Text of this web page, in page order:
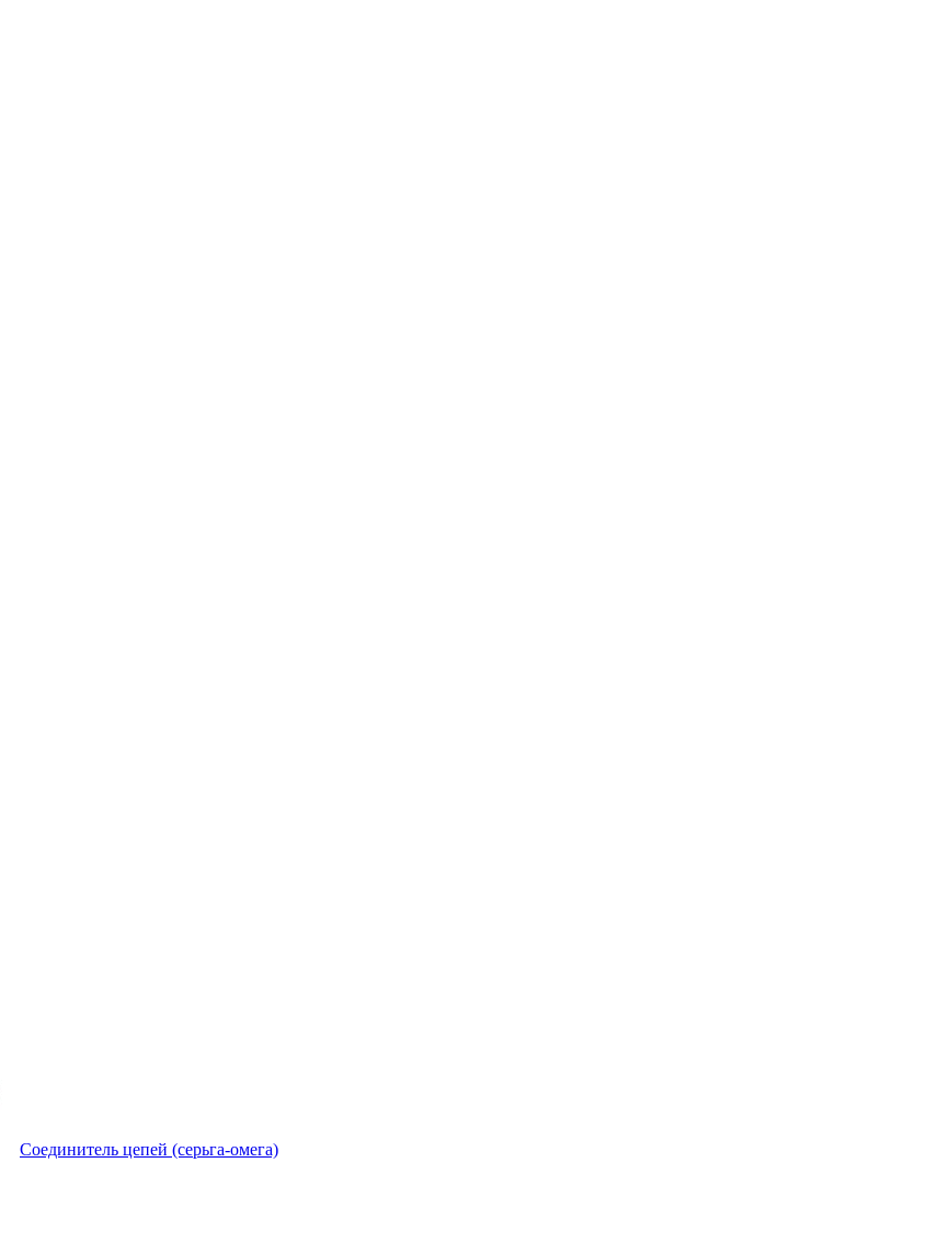
Соединитель цепей (серьга-омега)